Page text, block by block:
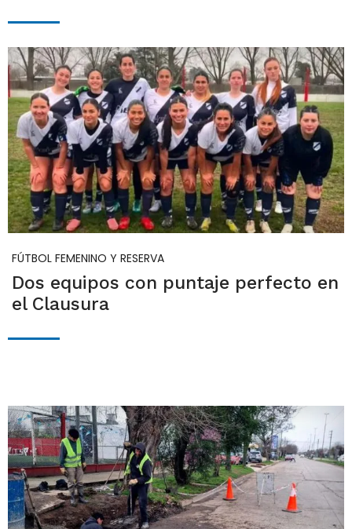
FÚTBOL FEMENINO Y RESERVA
Dos equipos con puntaje perfecto en
el Clausura